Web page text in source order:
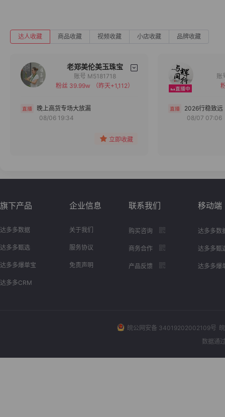
达人收藏 商品收藏 视频收藏 小店收藏 品牌收藏
老郑美伦美玉珠宝
备注
分组
账号 M5181718
粉丝 39.99w
（昨天+1,112）
晚上高货专场大放漏
08/06 19:34
立即收藏
2026行稳致远
08/07 07:06
旗下产品
达多多数据
达多多甄选
达多多爆单宝
达多多CRM
企业信息
关于我们
服务协议
免责声明
联系我们
购买咨询
商务合作
产品反馈
移动端
达多多数
达多多甄
达多多爆
皖公网安备 34019202002109号
数据通